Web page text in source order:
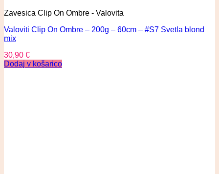
Zavesica Clip On Ombre - Valovita
Valoviti Clip On Ombre – 200g – 60cm – #S7 Svetla blond
mix
30,90 €
Dodaj v košarico